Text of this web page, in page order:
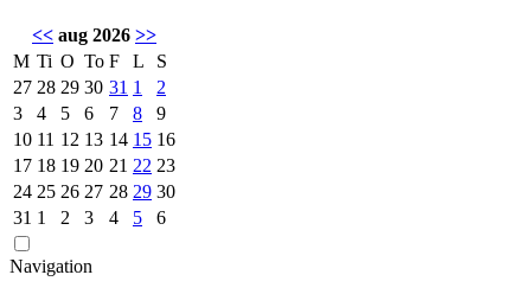
<< aug 2026 >>
M Ti O To F L
S
27 28 29 30 31 1
2
3
4 5 6 7 8
9
10 11 12 13 14 15 16
17 18 19 20 21 22 23
24 25 26 27 28 29 30
31 1 2 3 4 5 6
Navigation